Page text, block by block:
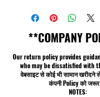
**COMPANY
Our return policy provides
who may be dissatisfied with
वेबसाइट से कोई भी सामान खरीदने
कंपनी Policy को
NOTES: